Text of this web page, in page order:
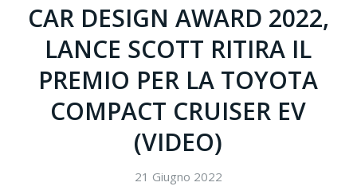
CAR DESIGN AWARD 2022,
LANCE SCOTT RITIRA IL
PREMIO PER LA TOYOTA
COMPACT CRUISER EV
(VIDEO)
21 Giugno 2022